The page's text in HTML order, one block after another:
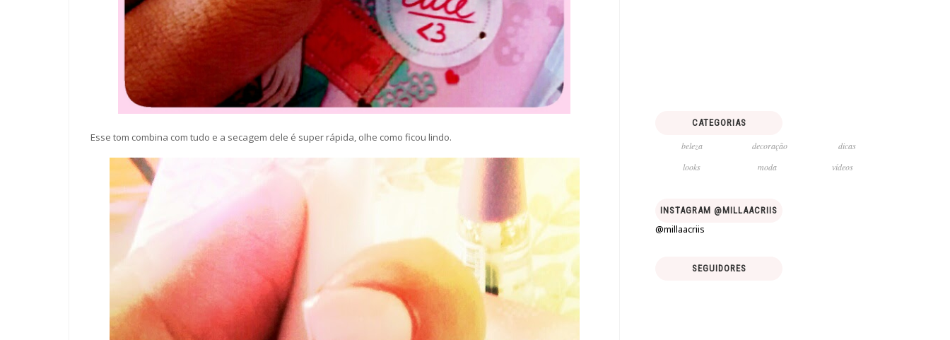
Esse tom combina com tudo e a secagem dele é super rápida, olhe como ficou lindo.
CATEGORIAS
beleza decoração
dicas
looks
moda vídeos
INSTAGRAM @MILLAACRIIS
@millaacriis
SEGUIDORES